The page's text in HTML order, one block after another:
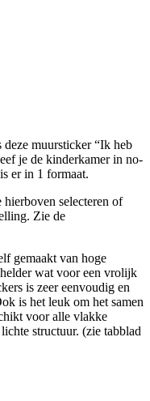
muursticker “Ik heb
je de kinderkamer in no-
er in 1 formaat.
selecteren of
Zie de
gemaakt van hoge
wat voor een vrolijk
is zeer eenvoudig en
is het leuk om het samen
voor alle vlakke
structuur. (zie tabblad